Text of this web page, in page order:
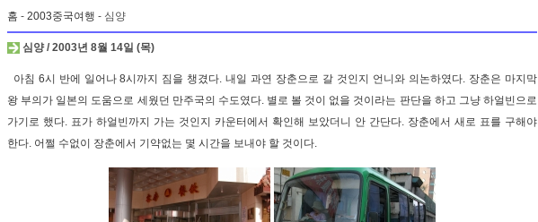
홈 - 2003중국여행 - 심양
심양 / 2003년 8월 14일 (목)
아침 6시 반에 일어나 8시까지 짐을 챙겼다. 내일 과연 장춘으로 갈 것인지 언니와 의논하였다. 장춘은 마지막
왕 부의가 일본의 도움으로 세웠던 만주국의 수도였다. 별로 볼 것이 없을 것이라는 판단을 하고 그냥 하얼빈으로
가기로 했다. 표가 하얼빈까지 가는 것인지 카운터에서 확인해 보았더니 안 간단다. 장춘에서 새로 표를 구해야
한다. 어쩔 수없이 장춘에서 기약없는 몇 시간을 보내야 할 것이다.